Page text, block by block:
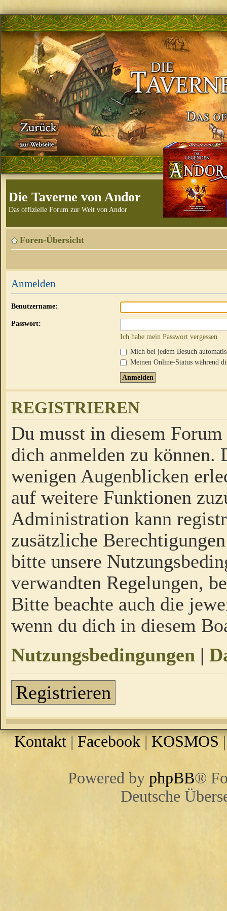
Die Taverne von Andor
Das offizielle Forum zur Welt von Andor
Foren-Übersicht
Anmelden
Benutzername:
Passwort:
Ich habe mein Passwort vergessen
Mich bei jedem Besuch
Meinen Online-Status während
REGISTRIEREN
Du musst in diesem
dich anmelden zu
wenigen Augenblicken
auf weitere Funktionen
Administration kann
zusätzliche
bitte unsere
verwandten Regelungen,
Bitte beachte auch die
wenn du dich in diesem
Nutzungsbedingungen |
Registrieren
Kontakt | Facebook |KOSMOS
Powered by phpBB®
Deutsche